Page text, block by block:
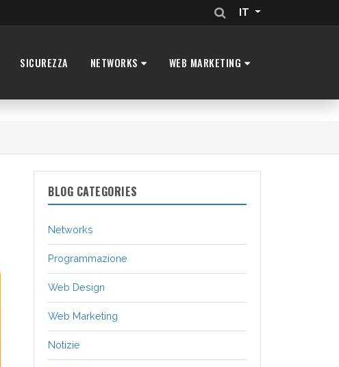
IT
SICUREZZA NETWORKS WEB MARKETING
BLOG CATEGORIES
Networks
Programmazione
Web Design
Web Marketing
Notizie